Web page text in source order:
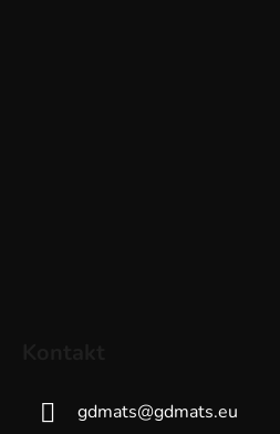
gdmats@gdmats.eu